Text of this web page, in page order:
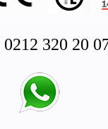
320 20